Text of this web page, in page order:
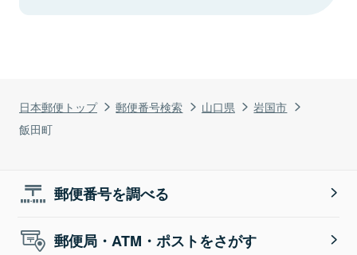
日本郵便トップ 郵便番号検索 山口県
岩国市
飯田町
郵便番号を調べる
郵便局・ATM・ポストをさがす